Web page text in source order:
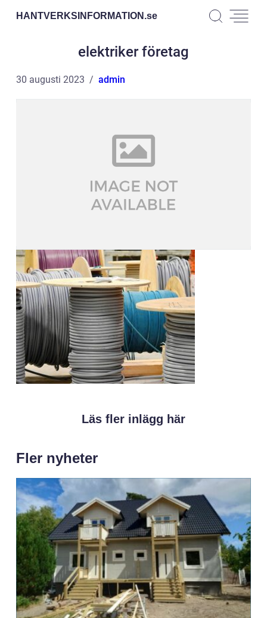
HANTVERKSINFORMATION.se
elektriker företag
30 augusti 2023 admin
Läs fler inlägg här
Fler nyheter